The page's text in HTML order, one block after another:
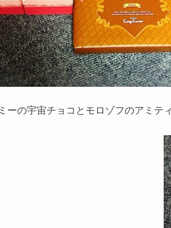
ーの宇宙チョコとモロゾフのアミテ